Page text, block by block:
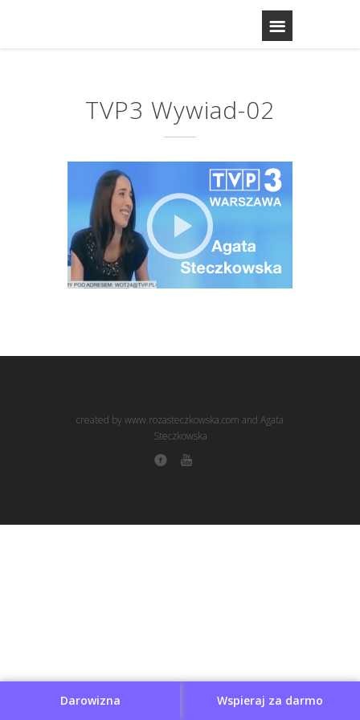
TVP3 Wywiad-02
created by www.rozasteczkowska.com and Agata
Steczkowska
Wspieraj za darmo
Darowizna